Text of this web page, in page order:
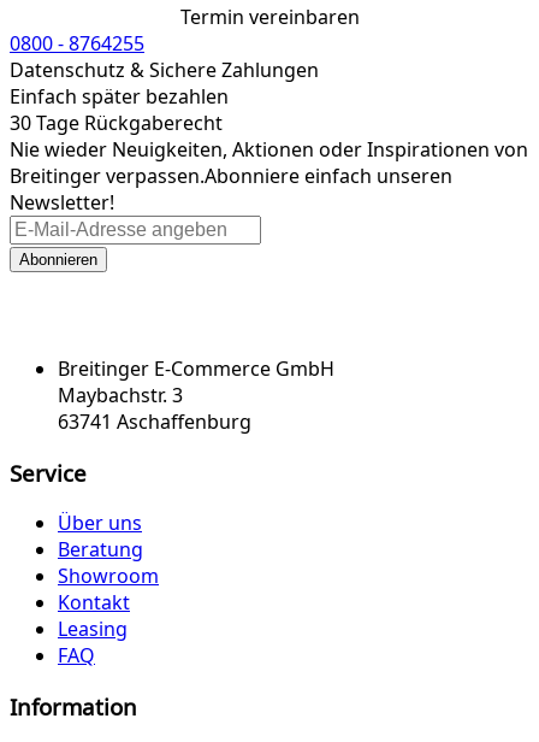
Termin vereinbaren
0800 - 8764255
Datenschutz & Sichere Zahlungen
Einfach später bezahlen
30 Tage Rückgaberecht
Nie wieder Neuigkeiten, Aktionen oder Inspirationen von
Breitinger verpassen.Abonniere einfach unseren
Newsletter!
Abonnieren
Breitinger E-Commerce GmbH
Maybachstr. 3
63741 Aschaffenburg
Service
Über uns
Beratung
Showroom
Kontakt
Leasing
FAQ
Information